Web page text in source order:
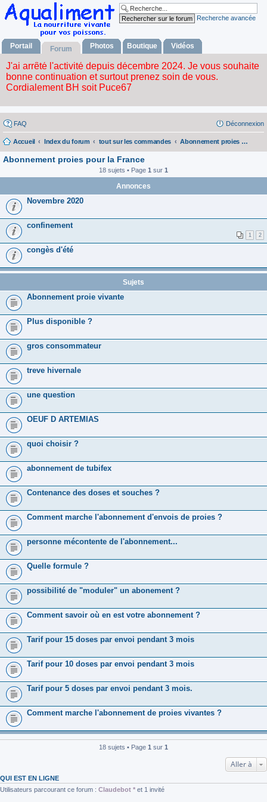
Recherche avancée
Portail Forum Photos Boutique Vidéos
FAQ Déconnexion
Accueil Index du forum tout sur les commandes Abonnement proies pour la France
Abonnement proies pour la France
18 sujets • Page 1 sur 1
Annonces
Novembre 2020
confinement
1 2
congès d'été
Sujets
Abonnement proie vivante
Plus disponible ?
gros consommateur
treve hivernale
une question
OEUF D ARTEMIAS
quoi choisir ?
abonnement de tubifex
Contenance des doses et souches ?
Comment marche l'abonnement d'envois de proies ?
personne mécontente de l'abonnement...
Quelle formule ?
possibilité de "moduler" un abonement ?
Comment savoir où en est votre abonnement ?
Tarif pour 15 doses par envoi pendant 3 mois
Tarif pour 10 doses par envoi pendant 3 mois
Tarif pour 5 doses par envoi pendant 3 mois.
Comment marche l'abonnement de proies vivantes ?
18 sujets • Page 1 sur 1
Aller à
QUI EST EN LIGNE
Utilisateurs parcourant ce forum : Claudebot * et 1 invité